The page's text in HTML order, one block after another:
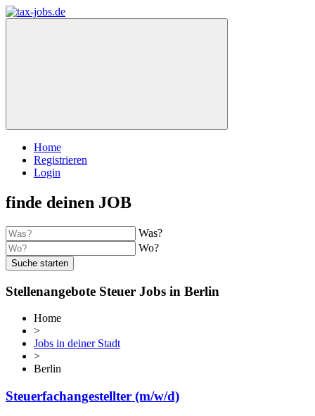
Home
Registrieren
Login
finde deinen JOB
Was?
Wo?
Suche starten
Stellenangebote Steuer Jobs in Berlin
Home
>
Jobs in deiner Stadt
>
Berlin
Steuerfachangestellter (m/w/d)